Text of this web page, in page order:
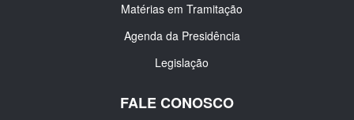
Matérias em Tramitação
Agenda da Presidência
Legislação
FALE CONOSCO